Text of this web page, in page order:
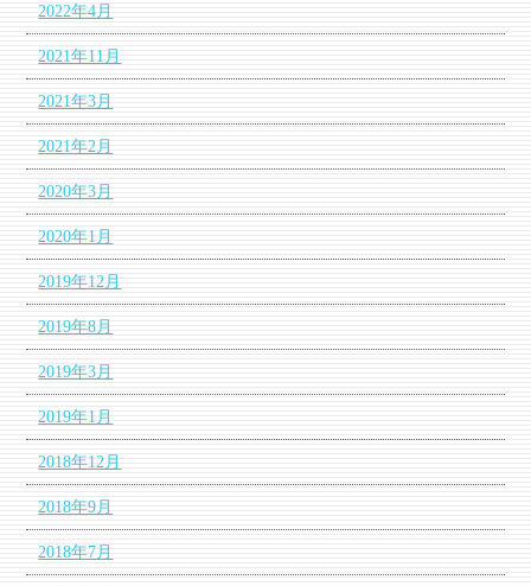
2022年4月
2021年11月
2021年3月
2021年2月
2020年3月
2020年1月
2019年12月
2019年8月
2019年3月
2019年1月
2018年12月
2018年9月
2018年7月